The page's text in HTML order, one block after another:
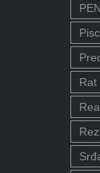
Rat